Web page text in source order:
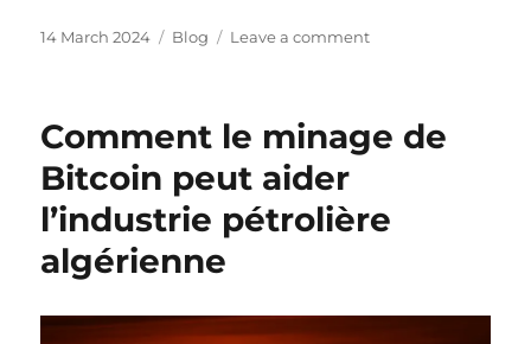
Posted
14 March 2024 Categories
Blog Leave a commenton
ont
cryptomonnaies
?
Comment le minage de
Bitcoin peut aider
l’industrie pétrolière
algérienne